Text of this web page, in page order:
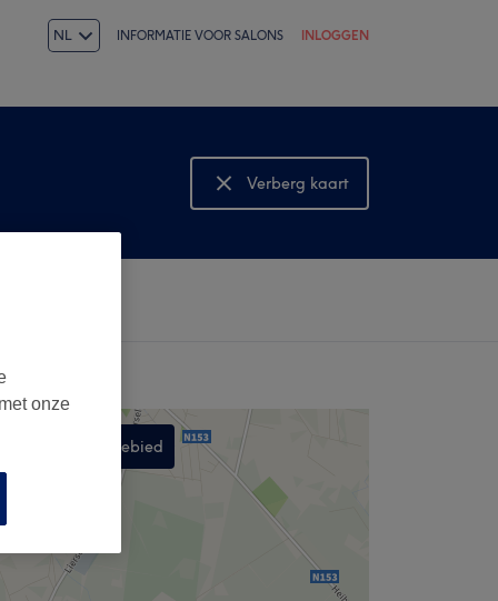
NL INFORMATIE VOOR SALONS INLOGGEN
Verberg kaart
Bekijk kaart
Zoek in dit gebied
onze